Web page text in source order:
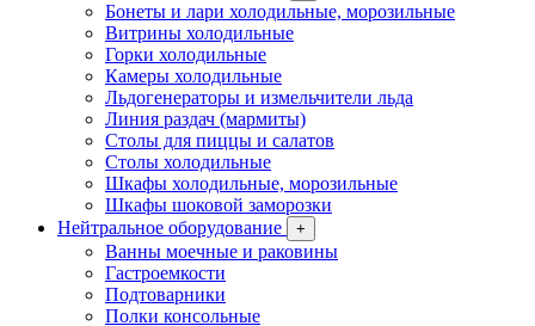
Бонеты и лари холодильные, морозильные
Витрины холодильные
Горки холодильные
Камеры холодильные
Льдогенераторы и измельчители льда
Линия раздач (мармиты)
Столы для пиццы и салатов
Столы холодильные
Шкафы холодильные, морозильные
Шкафы шоковой заморозки
Нейтральное оборудование
+
Ванны моечные и раковины
Гастроемкости
Подтоварники
Полки консольные